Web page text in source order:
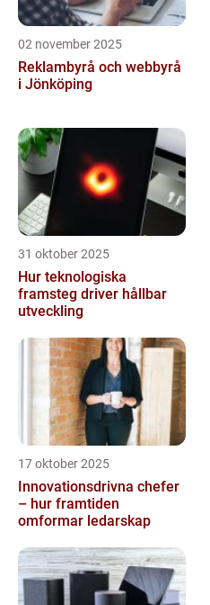
02 november 2025
Reklambyrå och webbyrå
i Jönköping
31 oktober 2025
Hur teknologiska
framsteg driver hållbar
utveckling
17 oktober 2025
Innovationsdrivna chefer
– hur framtiden
omformar ledarskap